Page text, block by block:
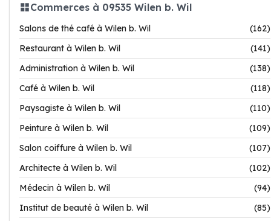
Commerces à 09535 Wilen b. Wil
Salons de thé café à Wilen b. Wil
(162)
Restaurant à Wilen b. Wil
(141)
Administration à Wilen b. Wil
(138)
Café à Wilen b. Wil
(118)
Paysagiste à Wilen b. Wil
(110)
Peinture à Wilen b. Wil
(109)
Salon coiffure à Wilen b. Wil
(107)
Architecte à Wilen b. Wil
(102)
Médecin à Wilen b. Wil
(94)
Institut de beauté à Wilen b. Wil
(85)